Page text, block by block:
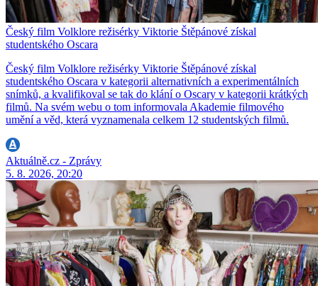
Český film Volklore režisérky Viktorie Štěpánové získal
studentského Oscara
Český film Volklore režisérky Viktorie Štěpánové získal
studentského Oscara v kategorii alternativních a experimentálních
snímků, a kvalifikoval se tak do klání o Oscary v kategorii krátkých
filmů. Na svém webu o tom informovala Akademie filmového
umění a věd, která vyznamenala celkem 12 studentských filmů.
Aktuálně.cz - Zprávy
5. 8. 2026, 20:20